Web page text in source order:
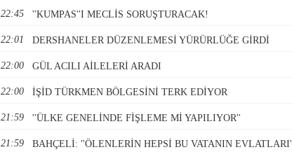
22:45 ''KUMPAS''I MECLİS SORUŞTURACAK!
22:01 DERSHANELER DÜZENLEMESİ YÜRÜRLÜĞE GİRDİ
22:00 GÜL ACILI AİLELERİ ARADI
22:00 İŞİD TÜRKMEN BÖLGESİNİ TERK EDİYOR
21:59 ''ÜLKE GENELİNDE FİŞLEME Mİ YAPILIYOR''
21:59 BAHÇELİ: ''ÖLENLERİN HEPSİ BU VATANIN